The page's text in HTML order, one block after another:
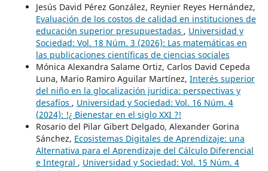
Jesús David Pérez González, Reynier Reyes Hernández,
Evaluación de los costos de calidad en instituciones de
educación superior presupuestadas , Universidad y
Sociedad: Vol. 18 Núm. 3 (2026): Las matemáticas en
las publicaciones científicas de ciencias sociales
Mónica Alexandra Salame Ortiz, Carlos David Cepeda
Luna, Mario Ramiro Aguilar Martínez, Interés superior
del niño en la glocalización jurídica: perspectivas y
desafíos , Universidad y Sociedad: Vol. 16 Núm. 4
(2024): !¿ Bienestar en el siglo XXI ?!
Rosario del Pilar Gibert Delgado, Alexander Gorina
Sánchez, Ecosistemas Digitales de Aprendizaje: una
Alternativa para el Aprendizaje del Cálculo Diferencial
e Integral , Universidad y Sociedad: Vol. 15 Núm. 4